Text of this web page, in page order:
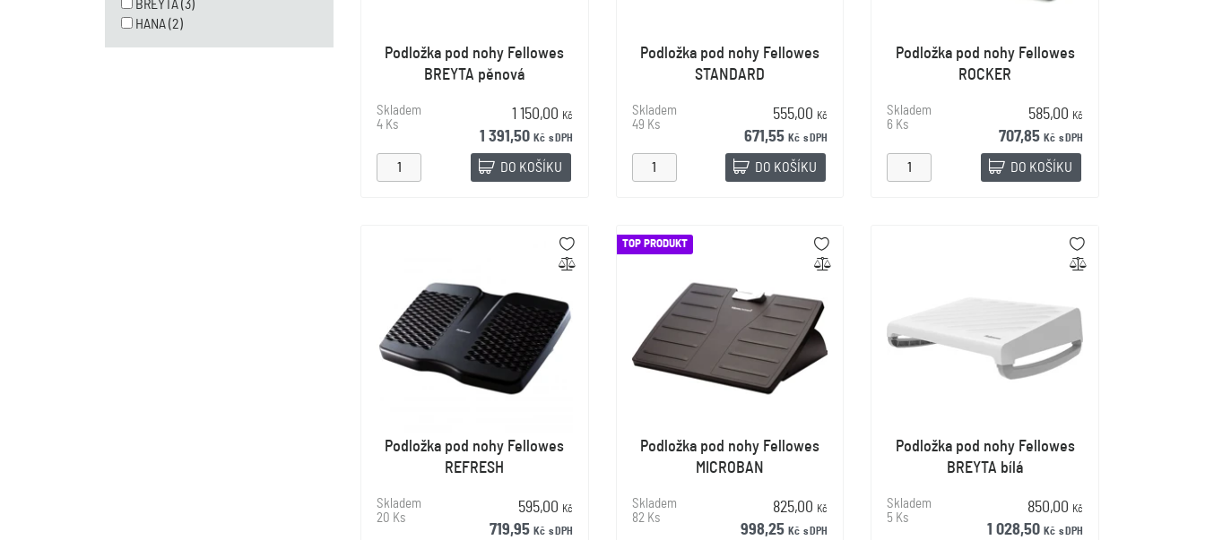
BREYTA(3)
HANA(2)
Podložka pod nohy Fellowes
BREYTA pěnová
Skladem
4 Ks
1 150,00 Kč
1 391,50 Kč s DPH
DO KOŠÍKU
Podložka pod nohy Fellowes
STANDARD
Skladem
49 Ks
555,00 Kč
671,55Kč s DPH
DO KOŠÍKU
Podložka pod nohy Fellowes
ROCKER
Skladem
6 Ks
585,00 Kč
707,85Kč s DPH
DO KOŠÍKU
Podložka pod nohy Fellowes
REFRESH
Skladem
20 Ks
595,00 Kč
719,95 Kč s DPH
TOP PRODUKT
Podložka pod nohy Fellowes
MICROBAN
Skladem
82 Ks
825,00 Kč
998,25Kč s DPH
Podložka pod nohy Fellowes
BREYTA bílá
Skladem
5 Ks
850,00 Kč
1 028,50Kč s DPH